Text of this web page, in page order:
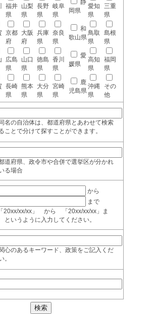
福井
県
山梨
県
長野
県
岐阜
県
静
岡県
愛知
県
三重
県
京都
府
大阪
府
兵庫
県
奈良
県
和
歌山県
鳥取
県
島根
県
広島
県
山口
県
徳島
県
香川
県
愛
媛県
高知
県
福岡
県
長崎
県
熊本
県
大分
県
宮崎
県
鹿
児島県
沖縄
県
その
他
名の自治体は、都道府県とあわせて検索
ことで分けて探すことができます。
道府県、政令市や合併で選挙区が分かれ
る場合
から
まで
20xx/xx/xx」 から 「20xx/xx/xx」ま
いうように入力してください。
心のあるキーワード、政策をご記入くだ
。